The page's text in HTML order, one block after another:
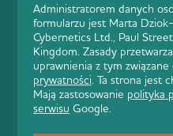
Administratorem danych
formularzu jest Marta
Cybernetics Ltd., Paul
Kingdom. Zasady
uprawnienia z tym związane
prywatności. Ta strona jest
Mają zastosowanie polityka
serwisu Google.